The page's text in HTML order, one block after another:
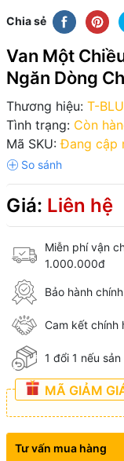
Chia sẻ
Van Một
Ngăn Dòng
Thương hiệu: T-
Tình trạng: Còn
Mã SKU: Đang cập
Giá: Liên hệ
Miễn phí vận
1.000.000đ
Bảo hành
Cam kết chính
1 đổi 1 nếu
MÃ GIẢM
Tư vấn mua hàng